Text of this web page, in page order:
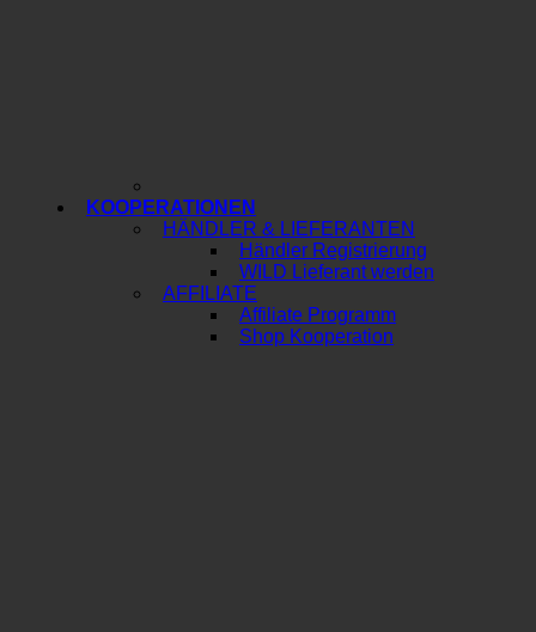
KOOPERATIONEN
HÄNDLER & LIEFERANTEN
Händler Registrierung
WILD Lieferant werden
AFFILIATE
Affiliate Programm
Shop Kooperation